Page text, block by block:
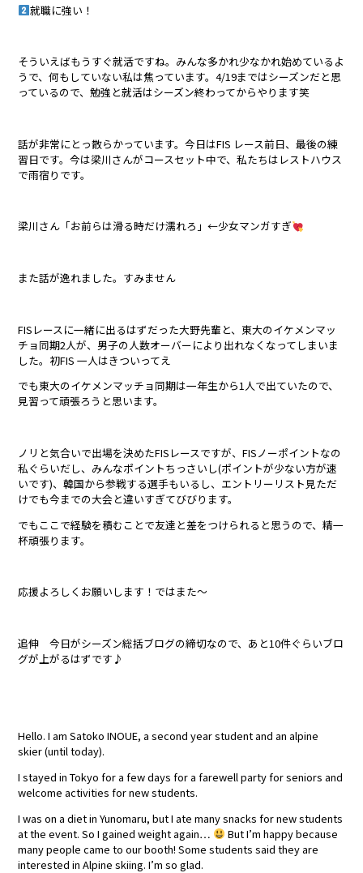
就職に強い！
そういえばもうすぐ就活ですね。みんな多かれ少なかれ始めているよ
うで、何もしていない私は焦っています。4/19まではシーズンだと思
っているので、勉強と就活はシーズン終わってからやります笑
話が非常にとっ散らかっています。今日はFIS レース前日、最後の練
習日です。今は梁川さんがコースセット中で、私たちはレストハウス
で雨宿りです。
梁川さん「お前らは滑る時だけ濡れろ」←少女マンガすぎ
また話が逸れました。すみません
FISレースに一緒に出るはずだった大野先輩と、東大のイケメンマッ
チョ同期2人が、男子の人数オーバーにより出れなくなってしまいま
した。初FIS 一人はきついってえ
でも東大のイケメンマッチョ同期は一年生から1人で出ていたので、
見習って頑張ろうと思います。
ノリと気合いで出場を決めたFISレースですが、FISノーポイントなの
私ぐらいだし、みんなポイントちっさいし(ポイントが少ない方が速
いです)、韓国から参戦する選手もいるし、エントリーリスト見ただ
けでも今までの大会と違いすぎてびびります。
でもここで経験を積むことで友達と差をつけられると思うので、精一
杯頑張ります。
応援よろしくお願いします！ではまた〜
追伸 今日がシーズン総括ブログの締切なので、あと10件ぐらいブロ
グが上がるはずです♪
Hello. I am Satoko INOUE, a second year student and an alpine
skier (until today).
I stayed in Tokyo for a few days for a farewell party for seniors and
welcome activities for new students.
I was on a diet in Yunomaru, but I ate many snacks for new students
at the event. So I gained weight again…
But I’m happy because
many people came to our booth! Some students said they are
interested in Alpine skiing. I’m so glad.